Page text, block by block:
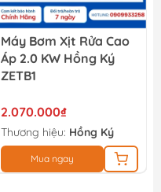
Máy Bơm Xịt Rửa Cao
Áp 2.0 KW Hồng Ký
ZETB1
2.070.000₫
Thương hiệu: Hồng Ký
Mua ngay